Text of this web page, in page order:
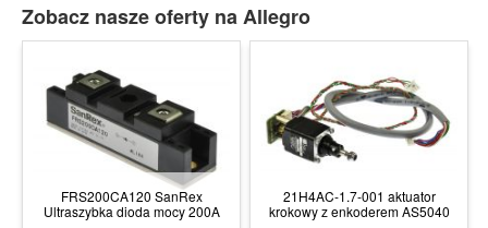
Zobacz nasze oferty na Allegro
FRS200CA120 SanRex
Ultraszybka dioda mocy 200A
21H4AC-1.7-001 aktuator
krokowy z enkoderem AS5040